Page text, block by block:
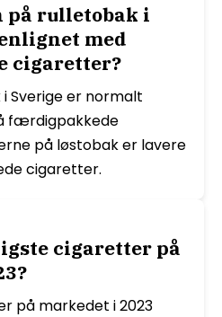
på rulletobak i
med
cigaretter?
Sverige er normalt
færdigpakkede
på løstobak er lavere
cigaretter.
cigaretter på
på markedet i 2023